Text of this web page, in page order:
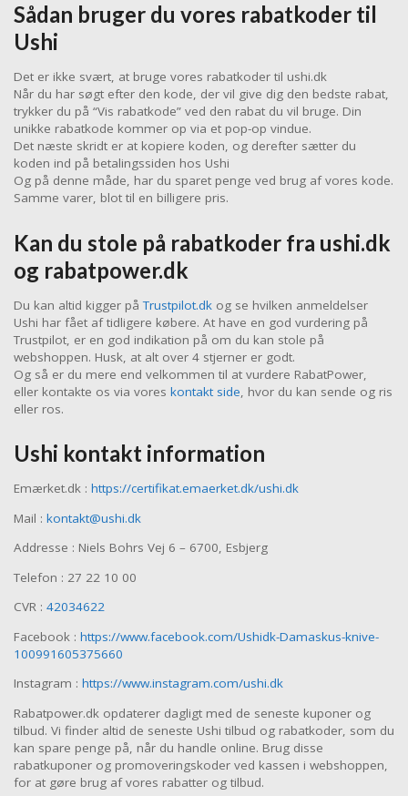
Sådan bruger du vores rabatkoder til
Ushi
Det er ikke svært, at bruge vores rabatkoder til ushi.dk
Når du har søgt efter den kode, der vil give dig den bedste rabat,
trykker du på “Vis rabatkode” ved den rabat du vil bruge. Din
unikke rabatkode kommer op via et pop-op vindue.
Det næste skridt er at kopiere koden, og derefter sætter du
koden ind på betalingssiden hos Ushi
Og på denne måde, har du sparet penge ved brug af vores kode.
Samme varer, blot til en billigere pris.
Kan du stole på rabatkoder fra ushi.dk
og rabatpower.dk
Du kan altid kigger påTrustpilot.dk og se hvilken anmeldelser
Ushi har fået af tidligere købere. At have en god vurdering på
Trustpilot, er en god indikation på om du kan stole på
webshoppen. Husk, at alt over 4 stjerner er godt.
Og så er du mere end velkommen til at vurdere RabatPower,
eller kontakte os via vores kontakt side, hvor du kan sende og ris
eller ros.
Ushi kontakt information
Emærket.dk : https://certifikat.emaerket.dk/ushi.dk
Mail : kontakt@ushi.dk
Addresse : Niels Bohrs Vej 6 – 6700, Esbjerg
Telefon : 27 22 10 00
CVR : 42034622
Facebook : https://www.facebook.com/Ushidk-Damaskus-knive-
100991605375660
Instagram : https://www.instagram.com/ushi.dk
Rabatpower.dk opdaterer dagligt med de seneste kuponer og
tilbud. Vi finder altid de seneste Ushi tilbud og rabatkoder, som du
kan spare penge på, når du handle online. Brug disse
rabatkuponer og promoveringskoder ved kassen i webshoppen,
for at gøre brug af vores rabatter og tilbud.